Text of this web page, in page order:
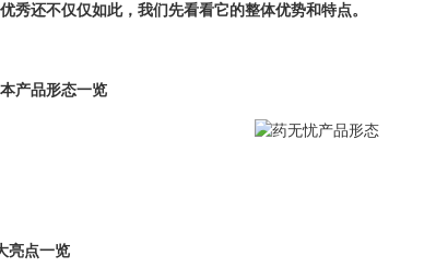
优秀还不仅仅如此，我们先看看它的整体优势和特点。
产品形态一览
亮点一览